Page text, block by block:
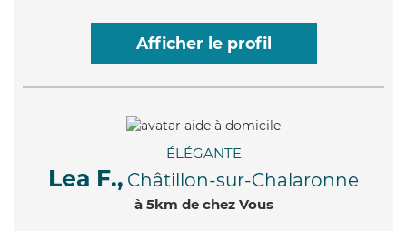
Afficher le profil
ÉLÉGANTE
Lea F., Châtillon-sur-Chalaronne
à 5km de chez Vous